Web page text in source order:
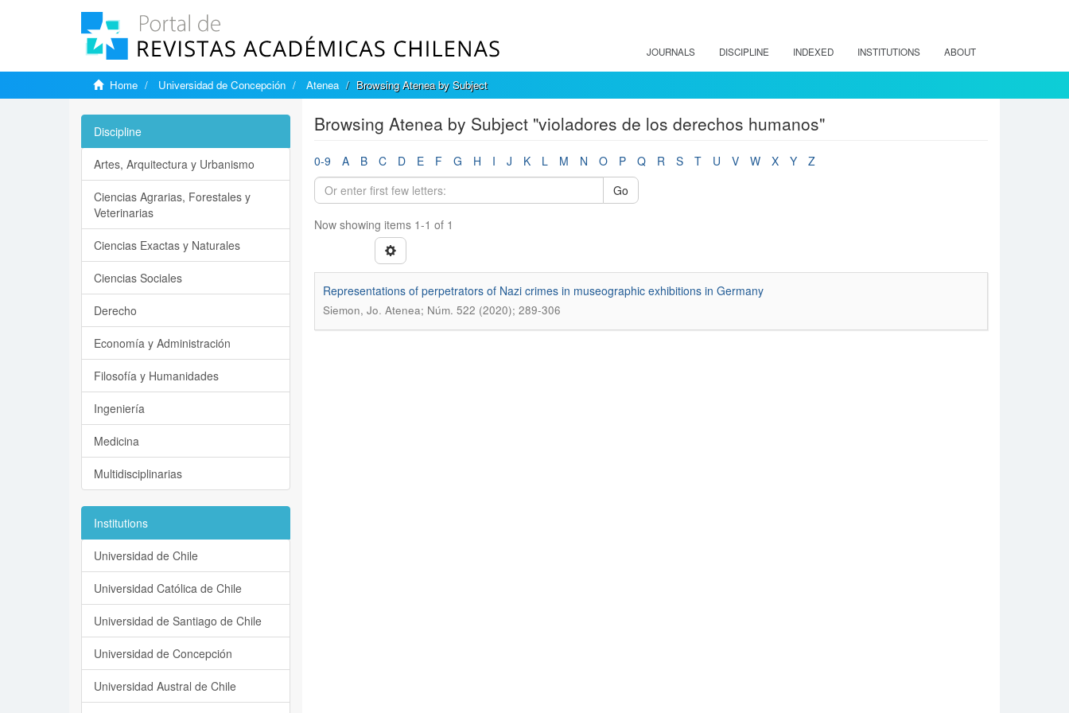
JOURNALS DISCIPLINE INDEXED INSTITUTIONS ABOUT
Home Universidad de Concepción Atenea Browsing Atenea by Subject
Browsing Atenea by Subject "violadores de los derechos humanos"
0-9 A B C D E F G H I J K L M N O P Q R S T U V W X Y
Z
Go
Now showing items 1-1 of 1
Representations of perpetrators of Nazi crimes in museographic exhibitions in Germany
Siemon, Jo. Atenea; Núm. 522 (2020); 289-306
Discipline
Artes, Arquitectura y Urbanismo
Ciencias Agrarias, Forestales y
Veterinarias
Ciencias Exactas y Naturales
Ciencias Sociales
Derecho
Economía y Administración
Filosofía y Humanidades
Ingeniería
Medicina
Multidisciplinarias
Institutions
Universidad de Chile
Universidad Católica de Chile
Universidad de Santiago de Chile
Universidad de Concepción
Universidad Austral de Chile